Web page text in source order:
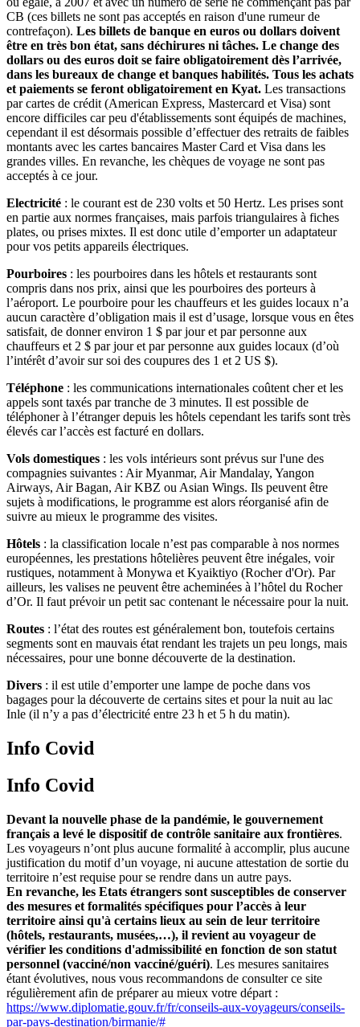
CB (ces billets ne sont pas acceptés en raison d'une rumeur de
contrefaçon). Les billets de banque en euros ou dollars doivent
être en très bon état, sans déchirures ni tâches. Le change des
dollars ou des euros doit se faire obligatoirement dès l’arrivée,
dans les bureaux de change et banques habilités. Tous les achats
et paiements se feront obligatoirement en Kyat. Les transactions
par cartes de crédit (American Express, Mastercard et Visa) sont
encore difficiles car peu d'établissements sont équipés de machines,
cependant il est désormais possible d’effectuer des retraits de faibles
montants avec les cartes bancaires Master Card et Visa dans les
grandes villes. En revanche, les chèques de voyage ne sont pas
acceptés à ce jour.
Electricité : le courant est de 230 volts et 50 Hertz. Les prises sont
en partie aux normes françaises, mais parfois triangulaires à fiches
plates, ou prises mixtes. Il est donc utile d’emporter un adaptateur
pour vos petits appareils électriques.
Pourboires : les pourboires dans les hôtels et restaurants sont
compris dans nos prix, ainsi que les pourboires des porteurs à
l’aéroport. Le pourboire pour les chauffeurs et les guides locaux n’a
aucun caractère d’obligation mais il est d’usage, lorsque vous en êtes
satisfait, de donner environ 1 $ par jour et par personne aux
chauffeurs et 2 $ par jour et par personne aux guides locaux (d’où
l’intérêt d’avoir sur soi des coupures des 1 et 2 US $).
Téléphone : les communications internationales coûtent cher et les
appels sont taxés par tranche de 3 minutes. Il est possible de
téléphoner à l’étranger depuis les hôtels cependant les tarifs sont très
élevés car l’accès est facturé en dollars.
Vols domestiques : les vols intérieurs sont prévus sur l'une des
compagnies suivantes : Air Myanmar, Air Mandalay, Yangon
Airways, Air Bagan, Air KBZ ou Asian Wings. Ils peuvent être
sujets à modifications, le programme est alors réorganisé afin de
suivre au mieux le programme des visites.
Hôtels : la classification locale n’est pas comparable à nos normes
européennes, les prestations hôtelières peuvent être inégales, voir
rustiques, notamment à Monywa et Kyaiktiyo (Rocher d'Or). Par
ailleurs, les valises ne peuvent être acheminées à l’hôtel du Rocher
d’Or. Il faut prévoir un petit sac contenant le nécessaire pour la nuit.
Routes : l’état des routes est généralement bon, toutefois certains
segments sont en mauvais état rendant les trajets un peu longs, mais
nécessaires, pour une bonne découverte de la destination.
Divers : il est utile d’emporter une lampe de poche dans vos
bagages pour la découverte de certains sites et pour la nuit au lac
Inle (il n’y a pas d’électricité entre 23 h et 5 h du matin).
Info Covid
Info Covid
Devant la nouvelle phase de la pandémie, le gouvernement
français a levé le dispositif de contrôle sanitaire aux frontières.
Les voyageurs n’ont plus aucune formalité à accomplir, plus aucune
justification du motif d’un voyage, ni aucune attestation de sortie du
territoire n’est requise pour se rendre dans un autre pays.
En revanche, les Etats étrangers sont susceptibles de conserver
des mesures et formalités spécifiques pour l’accès à leur
territoire ainsi qu'à certains lieux au sein de leur territoire
(hôtels, restaurants, musées,…), il revient au voyageur de
vérifier les conditions d'admissibilité en fonction de son statut
personnel (vacciné/non vacciné/guéri). Les mesures sanitaires
étant évolutives, nous vous recommandons de consulter ce site
régulièrement afin de préparer au mieux votre départ :
https://www.diplomatie.gouv.fr/fr/conseils-aux-voyageurs/conseils-
par-pays-destination/birmanie/#